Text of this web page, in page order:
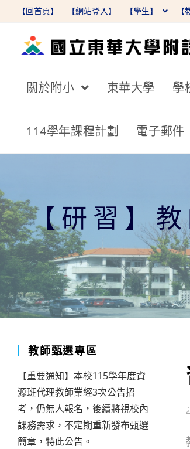
【回首頁】 【網站登入】 【學生】 【
關於附小 東華大學 學
114學年課程計劃 電子郵件
【研習】
教師甄選專區
【重要通知】本校115學年度資
源班代理教師業經3次公告招
考，仍無人報名，後續將視校內
課務需求，不定期重新發布甄選
簡章，特此公告。